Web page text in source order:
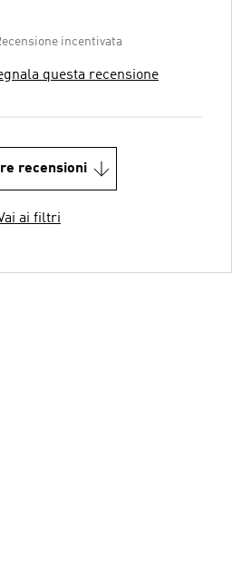
incentivata
questa recensione
recensioni
ai filtri